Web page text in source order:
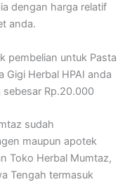
dengan harga relatif
anda.
pembelian untuk Pasta
Gigi Herbal HPAI anda
Rp.20.000
sudah
maupun apotek
Toko Herbal Mumtaz,
Tengah termasuk